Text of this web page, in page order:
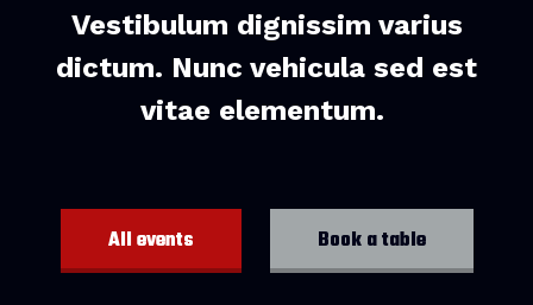
Vestibulum dignissim varius
dictum. Nunc vehicula sed est
vitae elementum.
All events Book a table